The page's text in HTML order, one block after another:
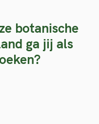
botanische
ga jij als